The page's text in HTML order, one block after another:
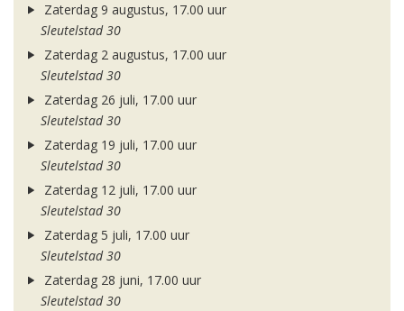
Zaterdag 9 augustus, 17.00 uur
Sleutelstad 30
Zaterdag 2 augustus, 17.00 uur
Sleutelstad 30
Zaterdag 26 juli, 17.00 uur
Sleutelstad 30
Zaterdag 19 juli, 17.00 uur
Sleutelstad 30
Zaterdag 12 juli, 17.00 uur
Sleutelstad 30
Zaterdag 5 juli, 17.00 uur
Sleutelstad 30
Zaterdag 28 juni, 17.00 uur
Sleutelstad 30